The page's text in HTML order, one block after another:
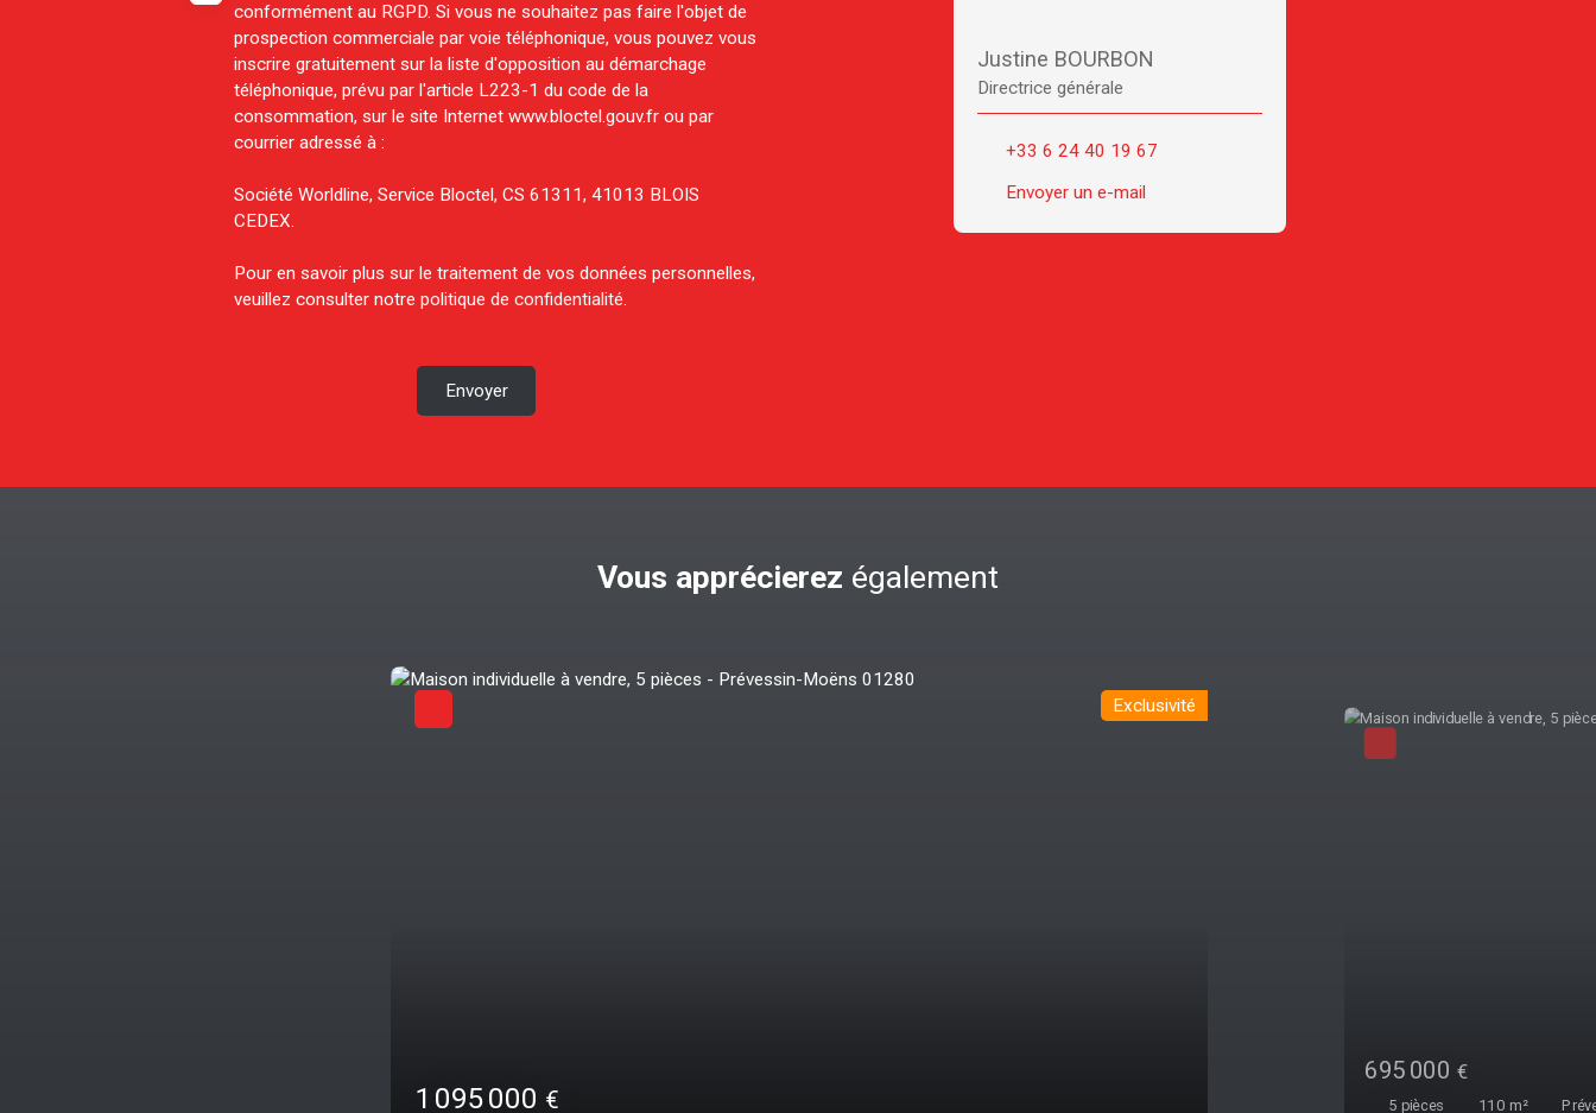
conformément au RGPD. Si vous ne souhaitez pas faire l'objet de
prospection commerciale par voie téléphonique, vous pouvez vous
inscrire gratuitement sur la liste d'opposition au démarchage
téléphonique, prévu par l'article L223-1 du code de la
consommation, sur le site Internet www.bloctel.gouv.fr ou par
courrier adressé à :
Société Worldline, Service Bloctel, CS 61311, 41013 BLOIS
CEDEX.
Pour en savoir plus sur le traitement de vos données personnelles,
veuillez consulter notre politique de confidentialité.
Envoyer
Justine BOURBON
Directrice générale
+33 6 24 40 19 67
Envoyer un e-mail
Vous apprécierez également
Exclusivité